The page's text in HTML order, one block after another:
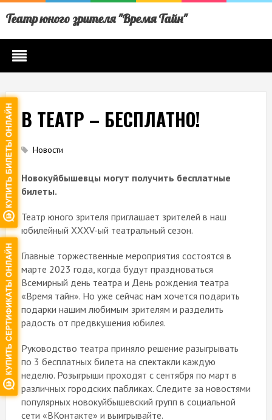
Театр юного зрителя "Время Тайн"
В ТЕАТР – БЕСПЛАТНО!
Новости
Новокуйбышевцы могут получить бесплатные
билеты.
Театр юного зрителя приглашает зрителей в наш
юбилейный XXXV-ый театральный сезон.
Главные торжественные мероприятия состоятся в
марте 2023 года, когда будут праздноваться
Всемирный день театра и День рождения театра
«Время тайн». Но уже сейчас нам хочется подарить
подарки нашим любимым зрителям и разделить
радость от предвкушения юбилея.
Руководство театра приняло решение разыгрывать
по 3 бесплатных билета на спектакли каждую
неделю. Розыгрыши проходят с сентября по март в
различных городских пабликах. Следите за новостями
популярных новокуйбышевский групп в социальной
сети «ВКонтакте» и выигрывайте.